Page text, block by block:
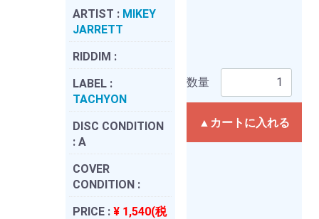
ARTIST : MIKEY
JARRETT
RIDDIM :
LABEL :
TACHYON
DISC CONDITION
: A
COVER
CONDITION :
PRICE : ¥ 1,540(税
数量
▲カートに入れる